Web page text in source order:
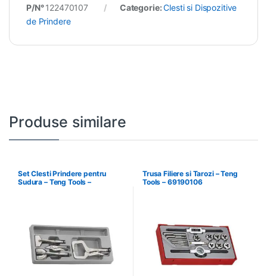
P/N°122470107 Categorie:Clesti si Dispozitive
de Prindere
Produse similare
Set Clesti Prindere pentru
Sudura – Teng Tools –
Trusa Filiere si Tarozi – Teng
Tools – 69190106